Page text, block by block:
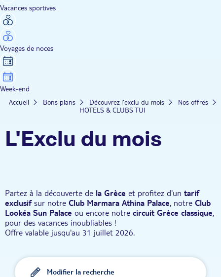
Vacances sportives
Voyages de noces
Week-end
Accueil Bons plans Découvrez l'exclu du mois
Nos offres
HOTELS & CLUBS TUI
L'Exclu du mois
Partez à la découverte de la Grèce et profitez d'un tarif
exclusif sur notre Club Marmara Athina Palace, notre Club
Lookéa Sun Palace ou encore notre circuit Grèce classique,
pour des vacances inoubliables !
Offre valable jusqu'au 31 juillet 2026.
Modifier la recherche